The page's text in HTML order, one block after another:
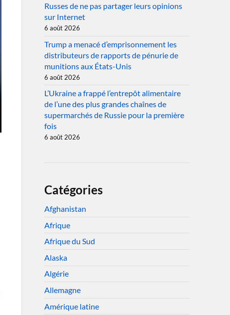
Russes de ne pas partager leurs opinions
sur Internet
6 août 2026
Trump a menacé d’emprisonnement les
distributeurs de rapports de pénurie de
munitions aux États-Unis
6 août 2026
L’Ukraine a frappé l’entrepôt alimentaire
de l’une des plus grandes chaînes de
supermarchés de Russie pour la première
fois
6 août 2026
Catégories
Afghanistan
Afrique
Afrique du Sud
Alaska
Algérie
Allemagne
Amérique latine